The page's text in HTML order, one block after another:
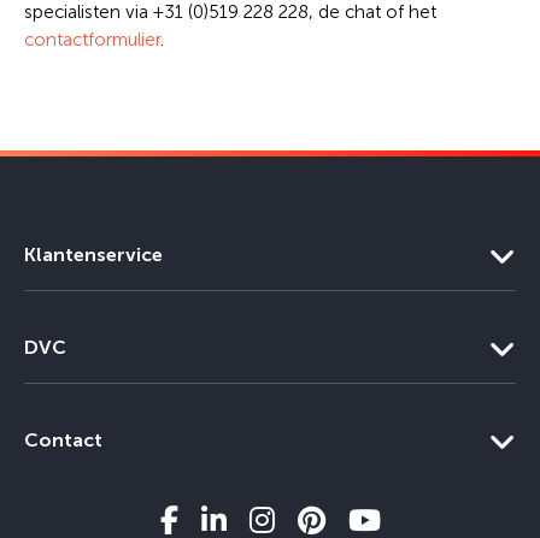
specialisten via +31 (0)519 228 228, de chat of het
contactformulier.
Klantenservice
DVC
Contact